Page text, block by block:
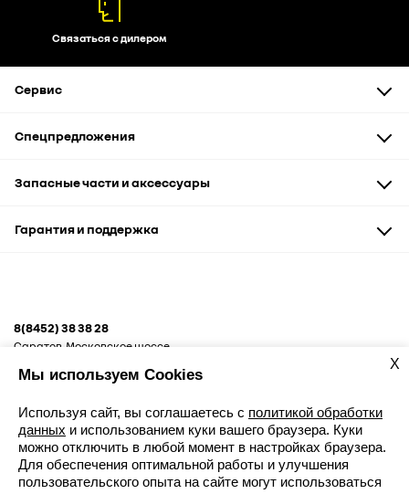
Связаться с дилером
Сервис
Диагностика и ремонт
Спецпредложения
Запчасти и аксессуары
Рассрочка
Запасные части и аксессуары
Аксессуары и сувениры
Гарантия и поддержка
8(8452) 38 38 28
Саратов, Московское шоссе,
Записаться к дилеру
X
Мы используем Cookies
Используя сайт, вы соглашаетесь с политикой обработки
данных и использованием куки вашего браузера. Куки
можно отключить в любой момент в настройках браузера.
Для обеспечения оптимальной работы и улучшения
пользовательского опыта на сайте могут использоваться